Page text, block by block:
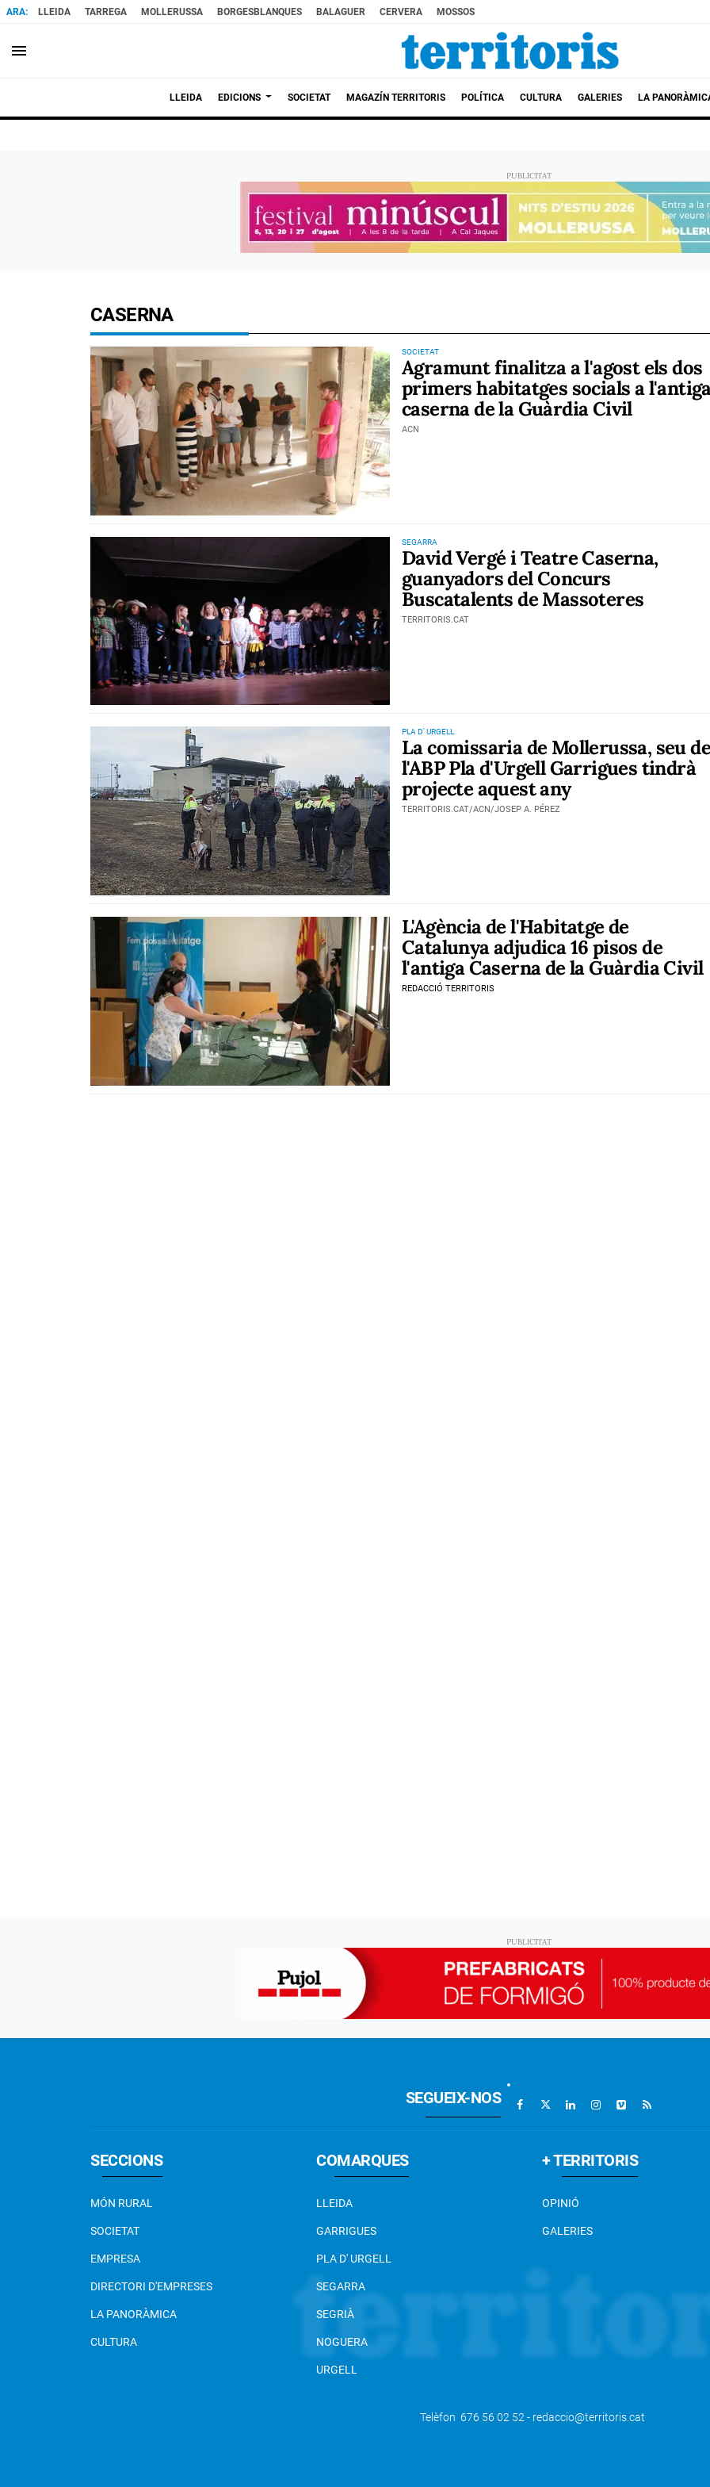
LLEIDA TARREGA MOLLERUSSA BORGESBLANQUES BALAGUER CERVERA MOSSOS
menu
LLEIDA EDICIONS SOCIETAT MAGAZÍN TERRITORIS POLÍTICA CULTURA GALERIES LA
CASERNA
SOCIETAT
Agramunt finalitza a l'agost els dos
primers habitatges socials a
caserna de la Guàrdia Civil
ACN
SEGARRA
David Vergé i Teatre Caserna,
guanyadors del Concurs
Buscatalents de Massoteres
TERRITORIS.CAT
PLA D' URGELL
La comissaria de Mollerussa, seu de
l'ABP Pla d'Urgell Garrigues tindrà
projecte aquest any
TERRITORIS.CAT/ACN/JOSEP A. PÉREZ
L'Agència de l'Habitatge de
Catalunya adjudica 16 pisos de
l'antiga Caserna de la Guàrdia Civil
REDACCIÓ TERRITORIS
SEGUEIX-NOS
SECCIONS
MÓN RURAL
SOCIETAT
EMPRESA
DIRECTORI D'EMPRESES
LA PANORÀMICA
CULTURA
COMARQUES
LLEIDA
GARRIGUES
PLA D' URGELL
SEGARRA
SEGRIÀ
NOGUERA
URGELL
+ TERRITORIS
OPINIÓ
GALERIES
Telèfon 676 56 02 52 - redaccio@territoris.cat